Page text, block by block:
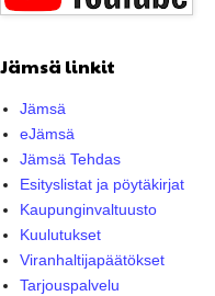
Jämsä linkit
Jämsä
eJämsä
Jämsä Tehdas
Esityslistat ja pöytäkirjat
Kaupunginvaltuusto
Kuulutukset
Viranhaltijapäätökset
Tarjouspalvelu